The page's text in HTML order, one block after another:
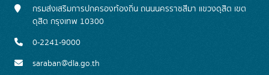
กรมส่งเสริมการปกครองท้องถิ่น ถนนนครราชสีมา แขวงดุสิต เขต
ดุสิต กรุงเทพ 10300
0-2241-9000
saraban@dla.go.th